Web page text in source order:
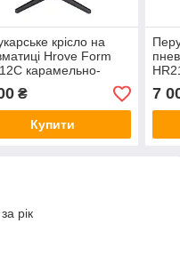
крісло на
Hrove Form
карамельно-
кожзам
без коліс
основа
₴
Купити
7
рік